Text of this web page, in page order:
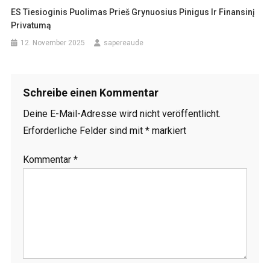
ES Tiesioginis Puolimas Prieš Grynuosius Pinigus Ir Finansinį
Privatumą
12. November 2025 sapereaude
Schreibe einen Kommentar
Deine E-Mail-Adresse wird nicht veröffentlicht.
Erforderliche Felder sind mit *markiert
Kommentar *